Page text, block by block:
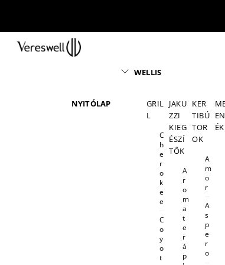
content
NYITÓLAP
WELLIS
GRIL
L
C
h
e
r
o
k
e
e
C
o
y
o
t
JAKU
ZZI
KIEG
ÉSZÍ
TŐK
A
r
o
m
a
t
e
r
á
p
KER
TIBÚ
TOR
OK
A
m
o
r
A
s
p
e
r
o
ÉK